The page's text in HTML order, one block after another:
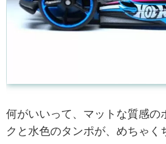
何がいいって、マットな質感の
クと水色のタンポが、めちゃく